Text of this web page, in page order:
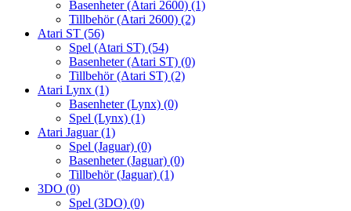
Basenheter (Atari 2600) (1)
Tillbehör (Atari 2600) (2)
Atari ST (56)
Spel (Atari ST) (54)
Basenheter (Atari ST) (0)
Tillbehör (Atari ST) (2)
Atari Lynx (1)
Basenheter (Lynx) (0)
Spel (Lynx) (1)
Atari Jaguar(1)
Spel (Jaguar) (0)
Basenheter (Jaguar) (0)
Tillbehör (Jaguar) (1)
3DO (0)
Spel (3DO) (0)